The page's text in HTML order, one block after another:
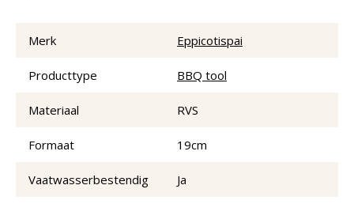
Merk Eppicotispai
Producttype BBQ tool
Materiaal RVS
Formaat 19cm
Vaatwasserbestendig Ja